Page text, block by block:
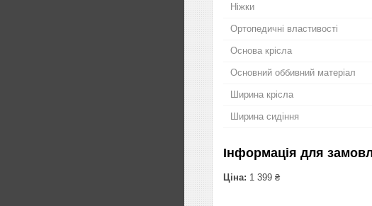
Ніжки
Ортопедичні властивості
Основа крісла
Основний оббивний матеріал
Ширина крісла
Ширина сидіння
Інформація для
Ціна: 1 399 ₴